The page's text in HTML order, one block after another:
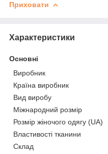
Приховати
Характеристики
Основні
Виробник
Країна виробник
Вид виробу
Міжнародний розмір
Розмір жіночого одягу (UA)
Властивості тканини
Склад